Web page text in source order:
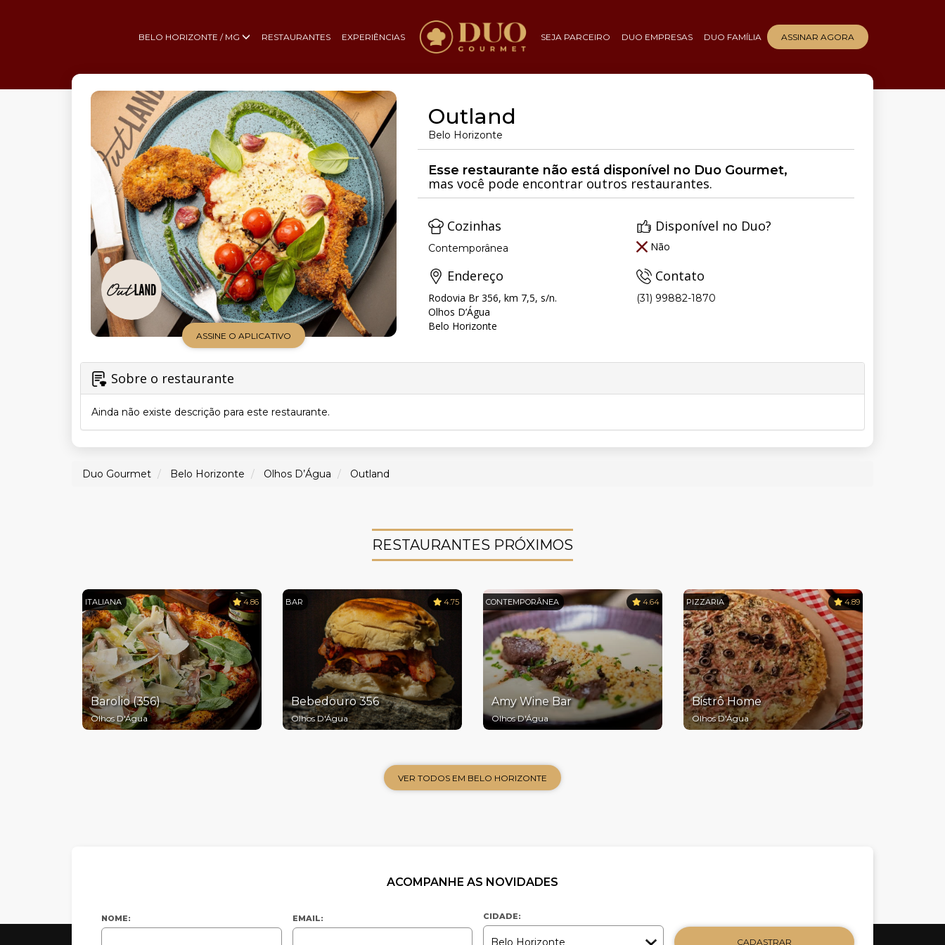
BELO HORIZONTE / MG RESTAURANTES EXPERIÊNCIAS SEJA PARCEIRO DUO EMPRESAS DUO FAMÍLIA ASSINAR AGORA
ASSINE O APLICATIVO
Outland
Belo Horizonte
Esse restaurante não está disponível no Duo Gourmet,
mas você pode encontrar outros restaurantes.
Cozinhas
Contemporânea
Disponível no Duo?
Não
Endereço
Rodovia Br 356, km 7,5, s/n.
Olhos D’Água
Belo Horizonte
Contato
(31) 99882-1870
Sobre o restaurante
Ainda não existe descrição para este restaurante.
Duo Gourmet Belo Horizonte Olhos D’Água Outland
RESTAURANTES PRÓXIMOS
ITALIANA 4.86
Barolio (356)
Olhos D'Água
BAR 4.75
Bebedouro 356
Olhos D'Água
CONTEMPORÂNEA 4.64
Amy Wine Bar
Olhos D'Água
PIZZARIA 4.89
Bistrô Home
Olhos D'Água
VER TODOS EM BELO HORIZONTE
ACOMPANHE AS NOVIDADES
NOME: EMAIL: CIDADE:
CADASTRAR